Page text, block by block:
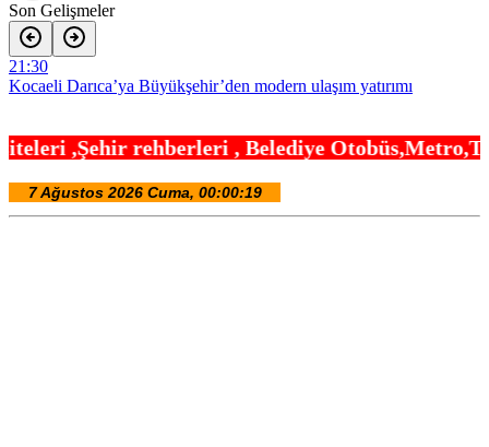
Son Gelişmeler
21:30
Kocaeli Darıca’ya Büyükşehir’den modern ulaşım yatırımı
MGK’dan 8 maddelik bildiri… Terörsüz Türkiye, bölgesel güvenlik
ve Gazze mesajı
21:06
Yakıt barcı filosuna iki yeni gemi
rehberleri , Belediye Otobüs,Metro,Tren